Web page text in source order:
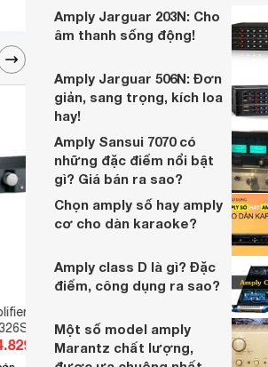
Mark Levinson
đ
Mixer SoundCraft
Giá từ
Amply Jarguar 203N: Cho
âm thanh sống động!
Amply Jarguar 506N: Đơn
giản, sang trọng, kích loa
hay!
Amply Sansui 7070 có
những đặc điểm nổi bật
gì? Giá bán ra sao?
Chọn amply số hay amply
cơ cho dàn karaoke?
Amply class D là gì? Đặc
điểm, công dụng ra sao?
Một số model amply
Marantz chất lượng,